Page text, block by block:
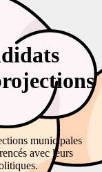
municipales
avec leurs